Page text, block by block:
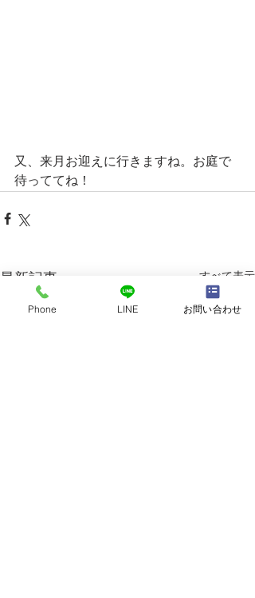
又、来月お迎えに行きますね。お庭で
待っててね！
最新記事 すべて表示
Phone LINE お問い合わせ